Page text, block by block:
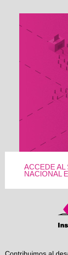
ACCEDE AL
NACIONAL